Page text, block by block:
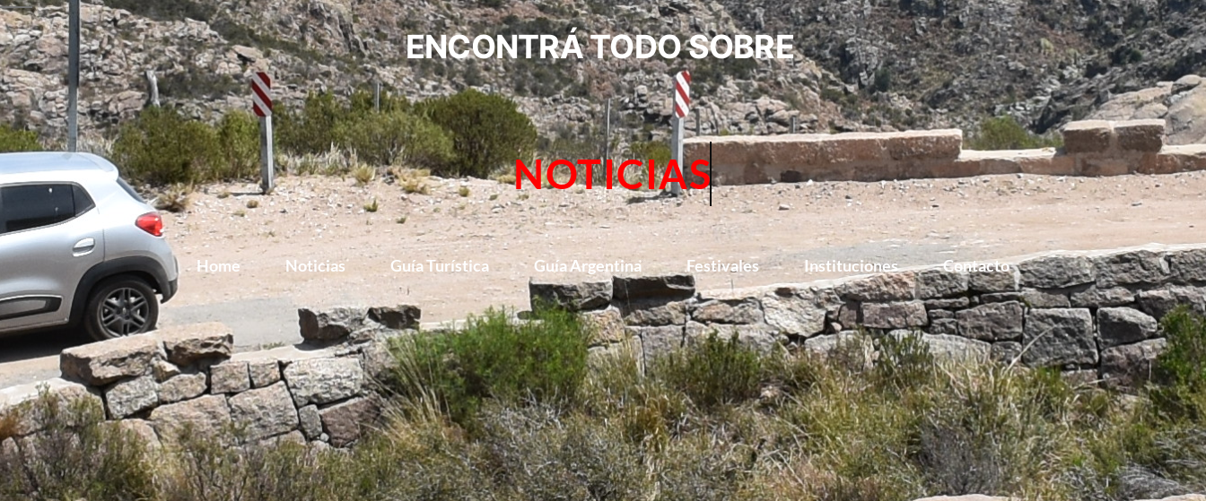
ENCONTRÁ TODO SOBRE
NOTICIAS
Home Noticias Guía Turística Guía Argentina Festivales Instituciones Contacto